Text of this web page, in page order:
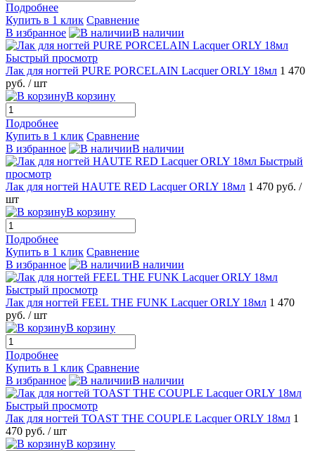
Подробнее
Купить в 1 клик Сравнение
В избранное
В наличии
Быстрый просмотр
Лак для ногтей PURE PORCELAIN Lacquer ORLY 18мл 1 470
руб. / шт
В корзину
Подробнее
Купить в 1 клик Сравнение
В избранное
В наличии
Быстрый
просмотр
Лак для ногтей HAUTE RED Lacquer ORLY 18мл 1 470 руб. /
шт
В корзину
Подробнее
Купить в 1 клик Сравнение
В избранное
В наличии
Быстрый просмотр
Лак для ногтей FEEL THE FUNK Lacquer ORLY 18мл 1 470
руб. / шт
В корзину
Подробнее
Купить в 1 клик Сравнение
В избранное
В наличии
Быстрый просмотр
Лак для ногтей TOAST THE COUPLE Lacquer ORLY 18мл 1
470 руб. / шт
В корзину